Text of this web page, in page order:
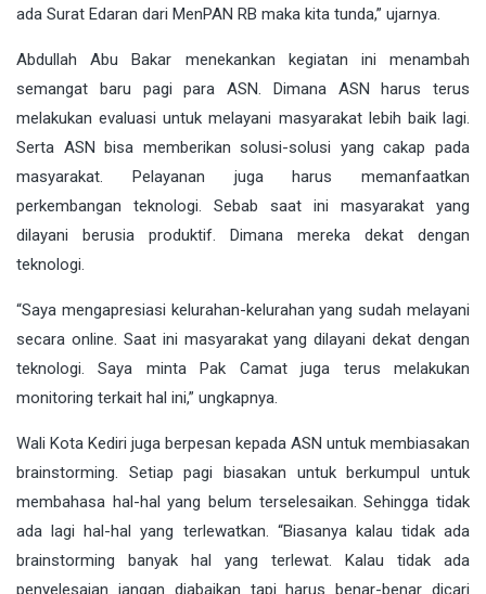
ada Surat Edaran dari MenPAN RB maka kita tunda,” ujarnya.
Abdullah Abu Bakar menekankan kegiatan ini menambah
semangat baru pagi para ASN. Dimana ASN harus terus
melakukan evaluasi untuk melayani masyarakat lebih baik lagi.
Serta ASN bisa memberikan solusi-solusi yang cakap pada
masyarakat. Pelayanan juga harus memanfaatkan
perkembangan teknologi. Sebab saat ini masyarakat yang
dilayani berusia produktif. Dimana mereka dekat dengan
teknologi.
“Saya mengapresiasi kelurahan-kelurahan yang sudah melayani
secara online. Saat ini masyarakat yang dilayani dekat dengan
teknologi. Saya minta Pak Camat juga terus melakukan
monitoring terkait hal ini,” ungkapnya.
Wali Kota Kediri juga berpesan kepada ASN untuk membiasakan
brainstorming. Setiap pagi biasakan untuk berkumpul untuk
membahasa hal-hal yang belum terselesaikan. Sehingga tidak
ada lagi hal-hal yang terlewatkan. “Biasanya kalau tidak ada
brainstorming banyak hal yang terlewat. Kalau tidak ada
penyelesaian jangan diabaikan tapi harus benar-benar dicari